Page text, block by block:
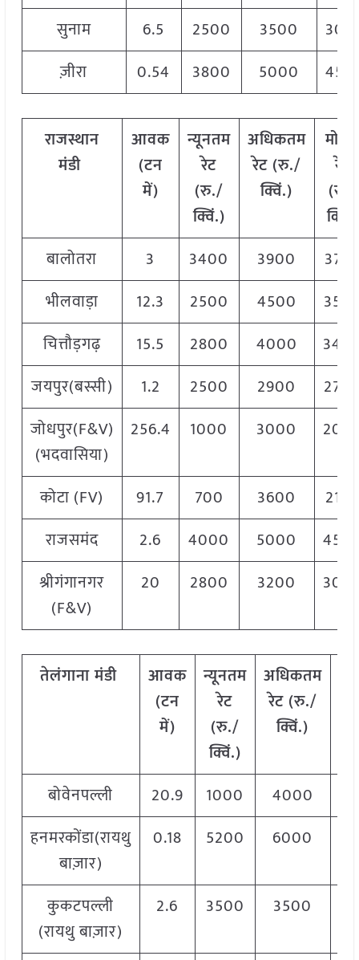
सुनाम
6.5 2500 3500
ज़ीरा
0.54 3800 5000
राजस्थान
मंडी
आवक
(टन
में)
न्यूनतम
रेट
(रु./
क्विं.)
अधिकतम
रेट (रु./
क्विं.)
रेट
(रु./
क्विं.)
बालोतरा
3 3400 3900
भीलवाड़ा
12.3 2500 4500
चित्तौड़गढ़
15.5 2800 4000
जयपुर(बस्सी)
1.2 2500 2900
जोधपुर(F&V)
(भदवासिया)
256.4 1000 3000
कोटा (FV) 91.7 700 3600
राजसमंद
2.6 4000 5000
श्रीगंगानगर
(F&V)
20 2800 3200
तेलंगानामंडी
आवक
(टन
में)
न्यूनतम
रेट
(रु./
क्विं.)
अधिकतम
रेट (रु./
क्विं.)
बोवेनपल्ली
20.9 1000 4000
हनमरकोंडा(रायथु
बाज़ार)
0.18 5200 6000
कुकटपल्ली
(रायथु बाज़ार)
2.6 3500 3500